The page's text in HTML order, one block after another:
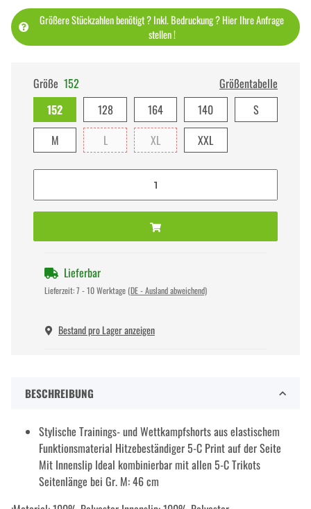
Größere Stückzahlen benötigt ? Inkl. Bedruckung ? Hier Ihre Anfrage
stellen !
Größe 152
Größentabelle
152
128 164 140
S
M
L XL XXL
Lieferbar
Lieferzeit:7 - 10 Werktage (DE - Ausland abweichend)
Bestand pro Lager anzeigen
BESCHREIBUNG
Stylische Trainings- und Wettkampfshorts aus elastischem
Funktionsmaterial Hitzebeständiger 5-C Print auf der Seite
Mit Innenslip Ideal kombinierbar mit allen 5-C Trikots
Seitenlänge bei Gr. M: 46 cm